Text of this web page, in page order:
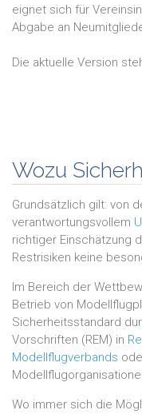
eignet sich für
Abgabe an
Die aktuelle Version
Wozu
Grundsätzlich gilt: von
verantwortungsvollem
richtiger Einschätzung
Restrisiken keine
Im Bereich der
Betrieb von
Sicherheitsstandard
Vorschriften (REM) in
Modellflugverbands
Wo immer sich die